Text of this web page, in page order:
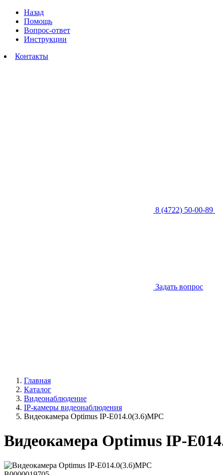
Назад
Помощь
Вопрос-ответ
Инструкции
Контакты
8 (4722) 50-00-89
Задать вопрос
Главная
Каталог
Видеонаблюдение
IP-камеры видеонаблюдения
Видеокамера Optimus IP-E014.0(3.6)MPC
Видеокамера Optimus IP-